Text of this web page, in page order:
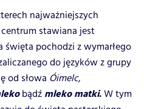
najważniejszych
stawiana jest
święta pochodzi z wymarłego
do języków z grupy
od słowa Óimelc,
bądź mleko matki.W tym